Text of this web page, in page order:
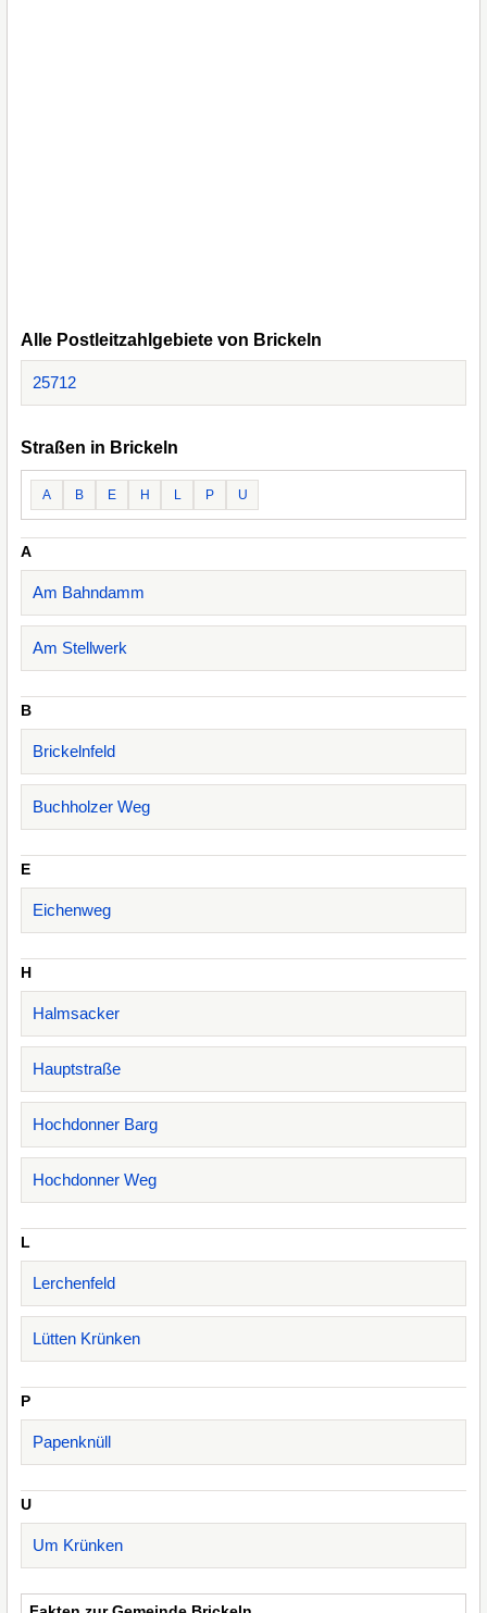
Alle Postleitzahlgebiete von Brickeln
25712
Straßen in Brickeln
A B E H L P U
A
Am Bahndamm
Am Stellwerk
B
Brickelnfeld
Buchholzer Weg
E
Eichenweg
H
Halmsacker
Hauptstraße
Hochdonner Barg
Hochdonner Weg
L
Lerchenfeld
Lütten Krünken
P
Papenknüll
U
Um Krünken